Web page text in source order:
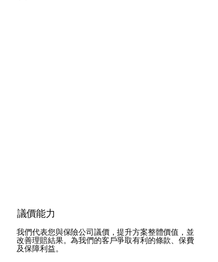
議價能力
我們代表您與保險公司議價，提升方案整體價值，並
改善理賠結果。為我們的客戶爭取有利的條款、保費
及保障利益。